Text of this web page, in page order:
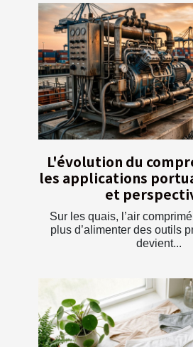
L'évolution du
les applications
et
Sur les quais, l’air
plus d’alimenter des outils
devient...